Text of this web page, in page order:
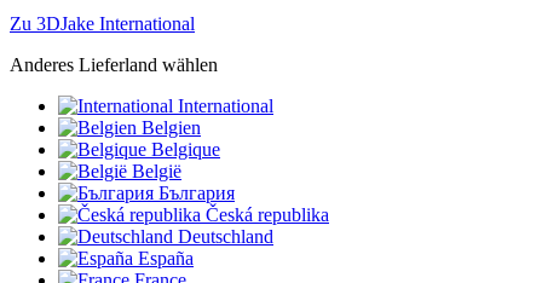
Zu 3DJake International
Anderes Lieferland wählen
International
Belgien
Belgique
België
България
Česká republika
Deutschland
España